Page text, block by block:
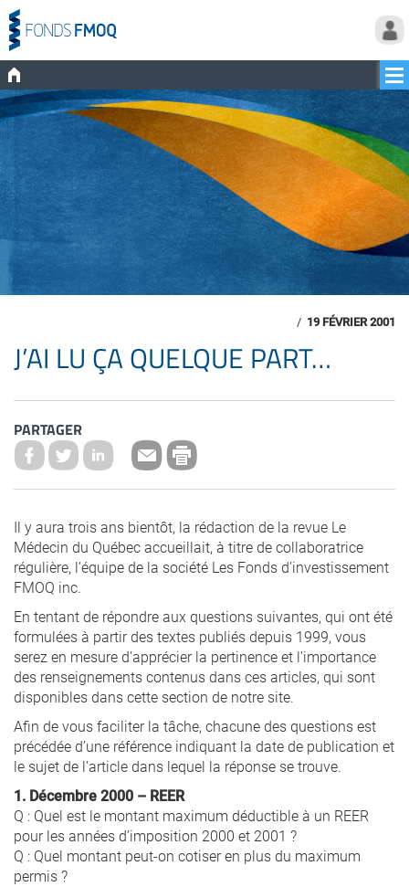
/ 19 FÉVRIER 2001
J’AI LU ÇA QUELQUE PART…
PARTAGER
Il y aura trois ans bientôt, la rédaction de la revue Le
Médecin du Québec accueillait, à titre de collaboratrice
régulière, l’équipe de la société Les Fonds d’investissement
FMOQ inc.
En tentant de répondre aux questions suivantes, qui ont été
formulées à partir des textes publiés depuis 1999, vous
serez en mesure d’apprécier la pertinence et l’importance
des renseignements contenus dans ces articles, qui sont
disponibles dans cette section de notre site.
Afin de vous faciliter la tâche, chacune des questions est
précédée d’une référence indiquant la date de publication et
le sujet de l’article dans lequel la réponse se trouve.
1. Décembre 2000 – REER
Q : Quel est le montant maximum déductible à un REER
pour les années d’imposition 2000 et 2001 ?
Q : Quel montant peut-on cotiser en plus du maximum
permis ?